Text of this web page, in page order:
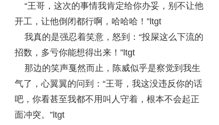
“王哥，这次的事情我肯定给你办妥，别不让他
开工，让他倒闭都行啊，哈哈哈！”ltgt
我真的是强忍着笑意，怒到：“投屎这么下流的
招数，多亏你能想得出来！”ltgt
那边的笑声戛然而止，陈威似乎是察觉到我生
气了，心翼翼的问到：“王哥，我这没违反你的话
吧，你看甚至我都不用叫人守着，根本不会起正
面冲突。”ltgt